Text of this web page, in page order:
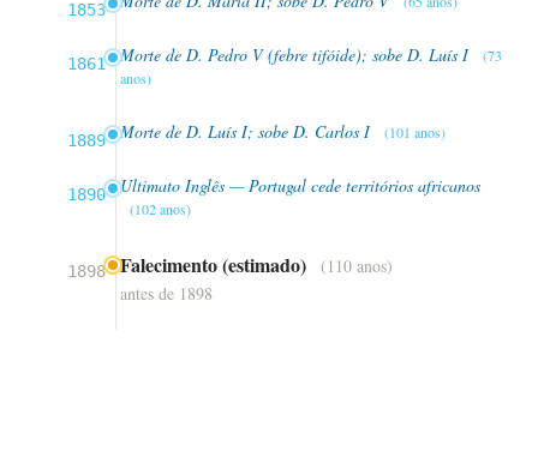
1853
1861 Morte de D. Pedro V (febre tifóide); sobe D. Luís I
(73
anos)
1889 Morte de D. Luís I; sobe D. Carlos I (101 anos)
1890 Ultimato Inglês — Portugal cede territórios africanos
(102 anos)
1898 Falecimento (estimado)
(110 anos)
antes de 1898